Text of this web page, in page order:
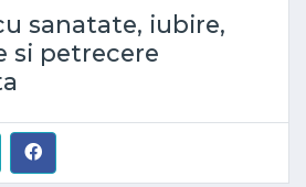
sanatate, iubire,
si petrecere